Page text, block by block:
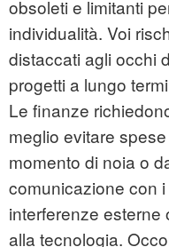
obsoleti e limitanti
individualità. Voi
distaccati agli occhi
progetti a lungo
Le finanze
meglio evitare
momento di noia o
comunicazione con
interferenze esterne
alla tecnologia.